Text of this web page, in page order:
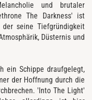
und brutaler
The Darkness' ist
seine Tiefgründigkeit
Düsternis und
ein Schippe draufgelegt,
der Hoffnung durch die
'Into The Light'